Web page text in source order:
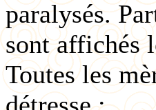
paralysés.
sont affichés
Toutes les